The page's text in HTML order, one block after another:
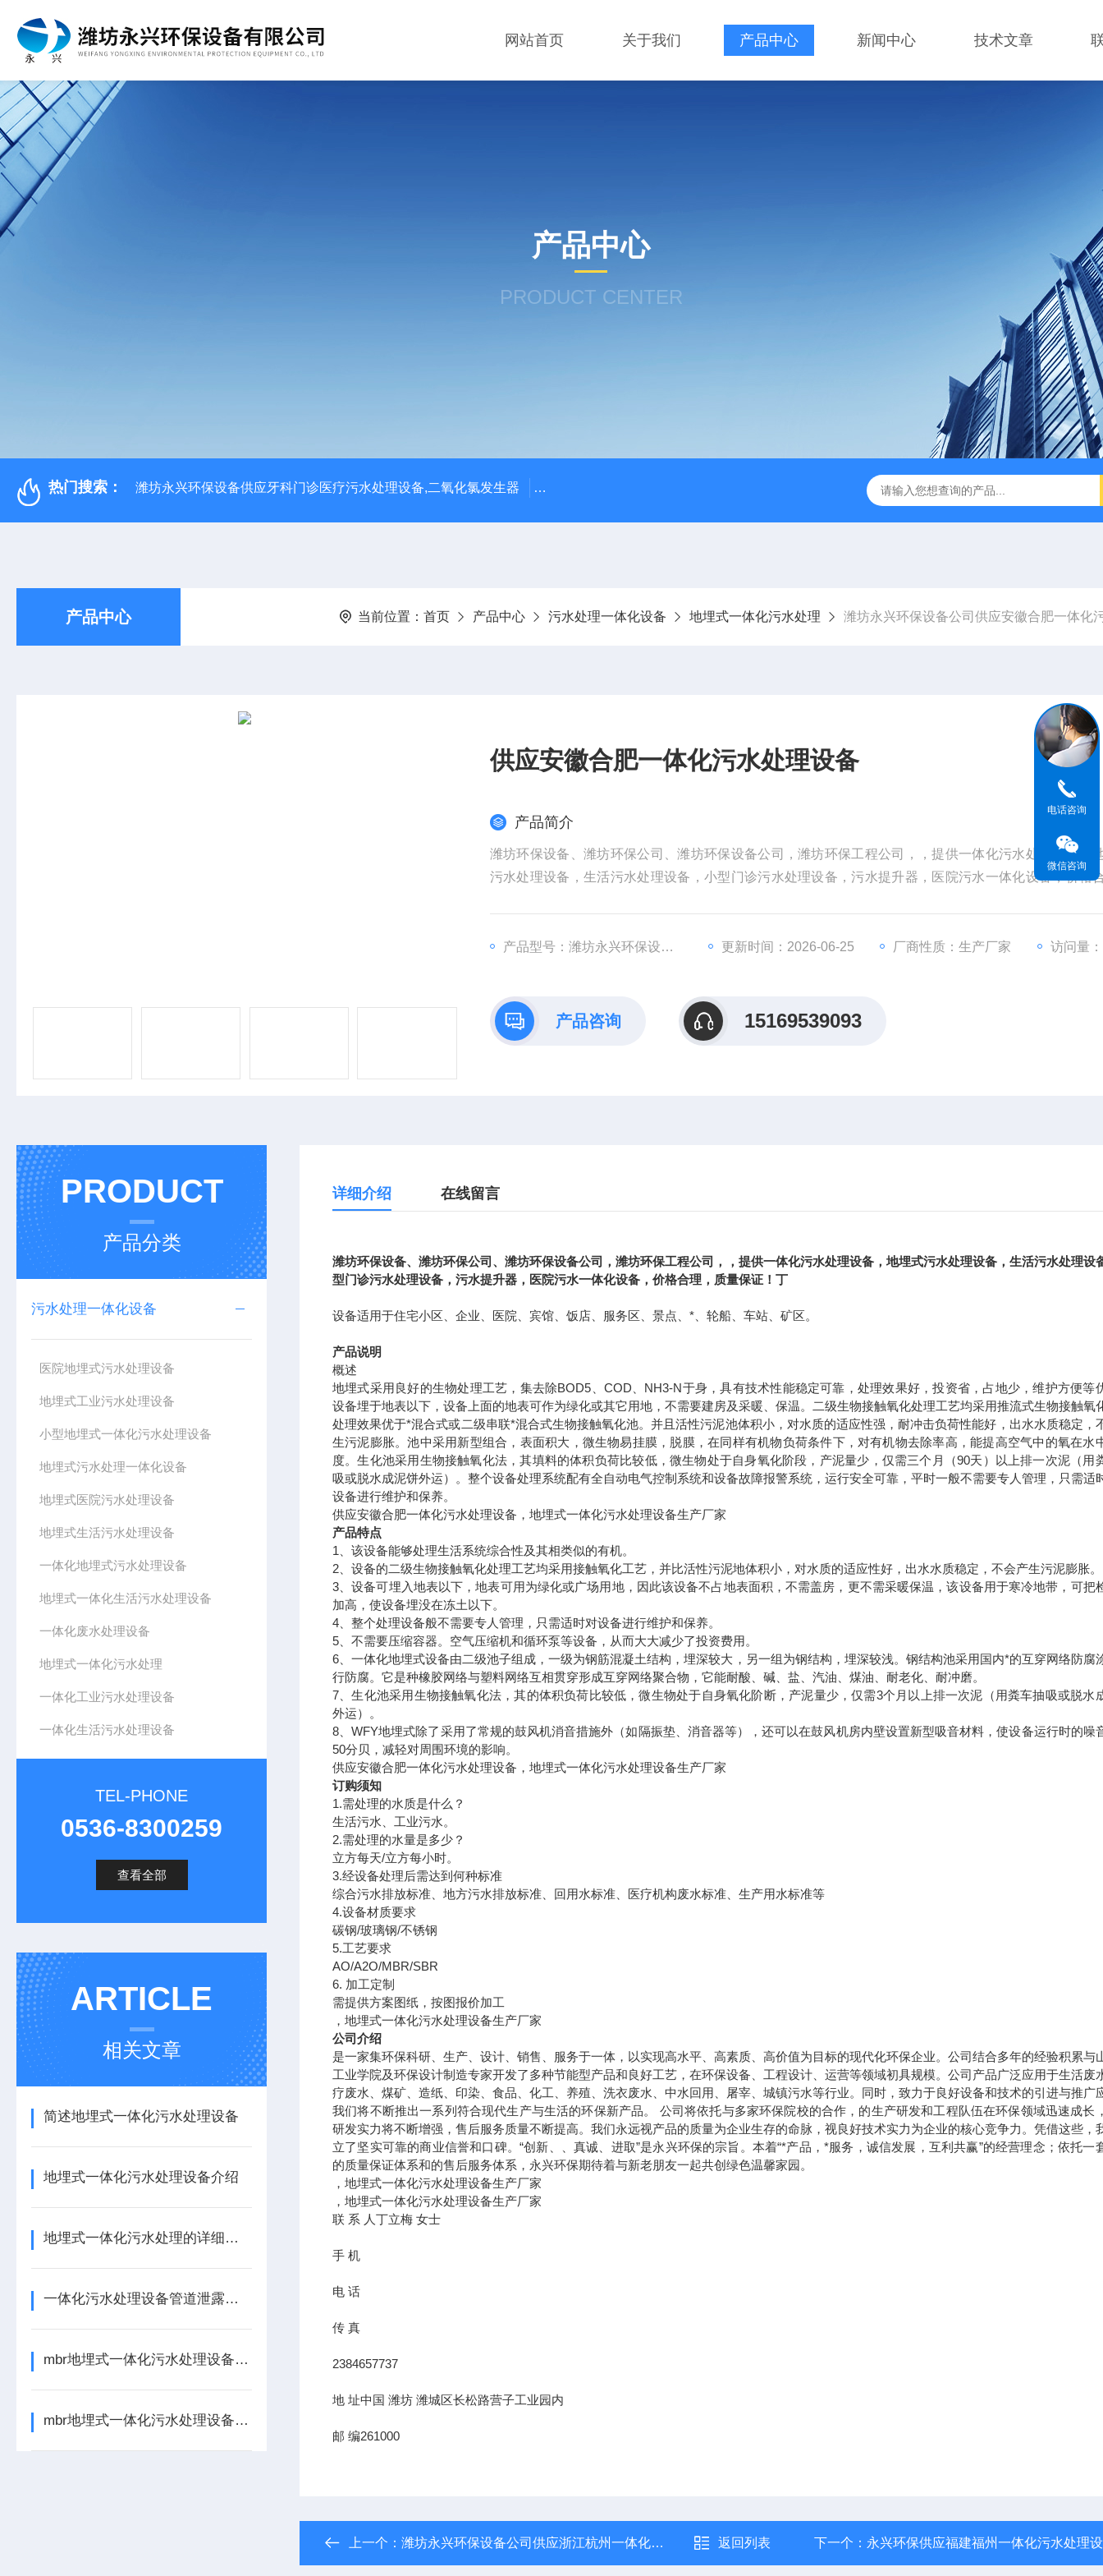
网站首页 关于我们 产品中心 新闻中心 技术文章
产品中心
PRODUCT CENTER
热门搜索： 潍坊永兴环保设备供应牙科门诊医疗污水处理设备,二氧化氯发生器 潍坊永兴环保设备公司供应四川成都一体化污水处理设备 电解法次氯酸钠发生器 二氧化氯发
产品中心 当前位置： 首页 产品中心 污水处理一体化设备 地埋式一体化污水处理 潍坊永兴环保设备公司供应安徽合肥一体化污水处理
供应安徽合肥一体化污水处理设备
产品简介
潍坊环保设备、潍坊环保公司、潍坊环保设备公司，潍坊环保工程公司，，提供一体化污水处理设备，
污水处理设备，生活污水处理设备，小型门诊污水处理设备，污水提升器，医院污水一体化设备，价格
产品型号：潍坊永兴环保设备公司 更新时间：2026-06-25 厂商性质：生产厂家 访问量
产品咨询 15169539093
PRODUCT
产品分类
污水处理一体化设备
医院地埋式污水处理设备
地埋式工业污水处理设备
小型地埋式一体化污水处理设备
地埋式污水处理一体化设备
地埋式医院污水处理设备
地埋式生活污水处理设备
一体化地埋式污水处理设备
地埋式一体化生活污水处理设备
一体化废水处理设备
地埋式一体化污水处理
一体化工业污水处理设备
一体化生活污水处理设备
TEL-PHONE
0536-8300259
查看全部
ARTICLE
相关文章
简述地埋式一体化污水处理设备
地埋式一体化污水处理设备介绍
地埋式一体化污水处理的详细介绍
一体化污水处理设备管道泄露处理方法
mbr地埋式一体化污水处理设备的核心处理单元如下
mbr地埋式一体化污水处理设备的启动与运行操作的事项
详细介绍 在线留言
潍坊环保设备、潍坊环保公司、潍坊环保设备公司，潍坊环保工程公司，，提供一体化污水处理设备，地埋式污水处理设备，生活污水处理设
型门诊污水处理设备，污水提升器，医院污水一体化设备，价格合理，质量保证！丁
设备适用于住宅小区、企业、医院、宾馆、饭店、服务区、景点、*、轮船、车站、矿区。
产品说明
概述
地埋式采用良好的生物处理工艺，集去除BOD5 COD NH3-N于身，具有技术性能稳定可靠，处理效果好，投资省，占地少，维护方便等
设备埋于地表以下，设备上面的地表可作为绿化或其它用地，不需要建房及采暖、保温。二级生物接触氧化处理工艺均采用推流式生物接触氧
处理效果优于*混合式或二级串联*混合式生物接触氧化池。并且活性污泥池体积小，对水质的适应性强，耐冲击负荷性能好，出水水质稳定，
生污泥膨胀。池中采用新型组合，表面积大，微生物易挂膜，脱膜，在同样有机物负荷条件下，对有机物去除率高，能提高空气中的氧在水
度。生化池采用生物接触氧化法，其填料的体积负荷比较低，微生物处于自身氧化阶段，产泥量少，仅需三个月（90天）以上排一次泥（用
吸或脱水成泥饼外运）。整个设备处理系统配有全自动电气控制系统和设备故障报警系统，运行安全可靠，平时一般不需要专人管理，只需适
设备进行维护和保养。
供应安徽合肥一体化污水处理设备，地埋式一体化污水处理设备生产厂家
产品特点
1 、该设备能够处理生活系统综合性及其相类似的有机。
2 、设备的二级生物接触氧化处理工艺均采用接触氧化工艺，并比活性污泥地体积小，对水质的适应性好，出水水质稳定，不会产生污泥膨胀。
3 、设备可埋入地表以下，地表可用为绿化或广场用地，因此该设备不占地表面积，不需盖房，更不需采暖保温，该设备用于寒冷地带，可把
加高，使设备埋没在冻土以下。
4 、整个处理设备般不需要专人管理，只需适时对设备进行维护和保养。
5 、不需要压缩容器。空气压缩机和循环泵等设备，从而大大减少了投资费用。
6 、一体化地埋式设备由二级池子组成，一级为钢筋混凝土结构，埋深较大，另一组为钢结构，埋深较浅。钢结构池采用国内*的互穿网络防腐
行防腐。它是种橡胶网络与塑料网络互相贯穿形成互穿网络聚合物，它能耐酸、碱、盐、汽油、煤油、耐老化、耐冲磨。
7 、生化池采用生物接触氧化法，其的体积负荷比较低，微生物处于自身氧化阶断，产泥量少，仅需3个月以上排一次泥（用粪车抽吸或脱水
外运）。
8 、WFY地埋式除了采用了常规的鼓风机消音措施外（如隔振垫、消音器等），还可以在鼓风机房内壁设置新型吸音材料，使设备运行时的噪
50分贝，减轻对周围环境的影响。
供应安徽合肥一体化污水处理设备，地埋式一体化污水处理设备生产厂家
订购须知
1.需处理的水质是什么？
生活污水、工业污水。
2.需处理的水量是多少？
立方每天/立方每小时。
3.经设备处理后需达到何种标准
综合污水排放标准、地方污水排放标准、回用水标准、医疗机构废水标准、生产用水标准等
4.设备材质要求
碳钢/玻璃钢/不锈钢
5.工艺要求
AO/A2O/MBR/SBR
6. 加工定制
需提供方案图纸，按图报价加工
，地埋式一体化污水处理设备生产厂家
公司介绍
是一家集环保科研、生产、设计、销售、服务于一体，以实现高水平、高素质、高价值为目标的现代化环保企业。公司结合多年的经验积累与
工业学院及环保设计制造专家开发了多种节能型产品和良好工艺，在环保设备、工程设计、运营等领域初具规模。公司产品广泛应用于生活废
疗废水、煤矿、造纸、印染、食品、化工、养殖、洗衣废水、中水回用、屠宰、城镇污水等行业。同时，致力于良好设备和技术的引进与推广
我们将不断推出一系列符合现代生产与生活的环保新产品。
公司将依托与多家环保院校的合作，的生产研发和工程队伍在环保领域迅速成长
研发实力将不断增强，售后服务质量不断提高。我们永远视产品的质量为企业生存的命脉，视良好技术实力为企业的核心竞争力。凭借这些，
立了坚实可靠的商业信誉和口碑。“创新、、真诚、进取”是永兴环保的宗旨。本着“*产品，*服务，诚信发展，互利共赢”的经营理念；依托一
的质量保证体系和的售后服务体系，永兴环保期待着与新老朋友一起共创绿色温馨家园。
，地埋式一体化污水处理设备生产厂家
，地埋式一体化污水处理设备生产厂家
联 系 人丁立梅 女士
手 机
电 话
传 真
2384657737
地 址中国 潍坊 潍城区长松路营子工业园内
邮 编261000
上一个： 潍坊永兴环保设备公司供应浙江杭州一体化污水处理设备 返回列表 下一个： 永兴环保供应福建福州一体化污水处理
电话咨询
微信咨询